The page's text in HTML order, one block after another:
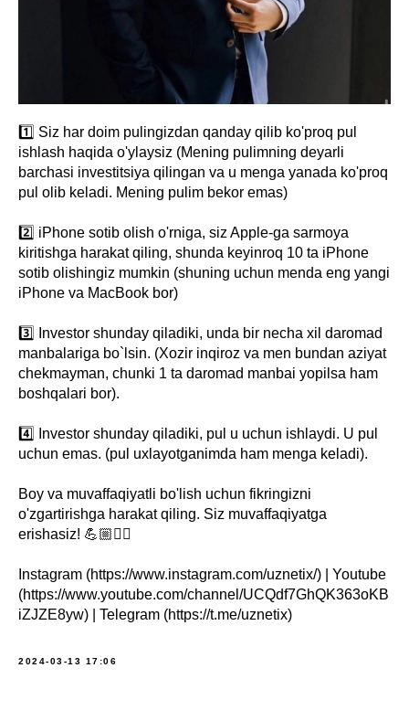
1️⃣ Siz har doim pulingizdan qanday qilib ko'proq pul
ishlash haqida o'ylaysiz (Mening pulimning deyarli
barchasi investitsiya qilingan va u menga yanada ko'proq
pul olib keladi. Mening pulim bekor emas)
2️⃣ iPhone sotib olish o'rniga, siz Apple-ga sarmoya
kiritishga harakat qiling, shunda keyinroq 10 ta iPhone
sotib olishingiz mumkin (shuning uchun menda eng yangi
iPhone va MacBook bor)
3️⃣ Investor shunday qiladiki, unda bir necha xil daromad
manbalariga bo`lsin. (Xozir inqiroz va men bundan aziyat
chekmayman, chunki 1 ta daromad manbai yopilsa ham
boshqalari bor).
4️⃣ Investor shunday qiladiki, pul u uchun ishlaydi. U pul
uchun emas. (pul uxlayotganimda ham menga keladi).
Boy va muvaffaqiyatli bo'lish uchun fikringizni
o'zgartirishga harakat qiling. Siz muvaffaqiyatga
erishasiz! 💪🏼✊🏼
Instagram (https://www.instagram.com/uznetix/) | Youtube
(https://www.youtube.com/channel/UCQdf7GhQK363oKB
iZJZE8yw) | Telegram (https://t.me/uznetix)
2024-03-13 17:06